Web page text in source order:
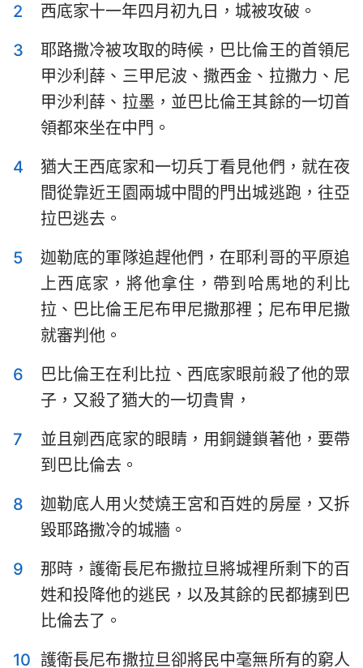
以斯帖記 約伯記
詩篇 箴言
傳道書 雅歌
以賽亞書
耶利米哀歌 以西結書
但以理書 何西阿書
約珥書
俄巴底亞書 約拿書
彌迦書 那鴻書
哈巴谷書
哈該書 撒迦利亞書
瑪拉基書
2
西底家十一年四月初九日，城被攻破。
3
耶路撒冷被攻取的時候，巴比倫王的首領尼
甲沙利薛、三甲尼波、撒西金、拉撒力、尼
甲沙利薛、拉墨，並巴比倫王其餘的一切首
領都來坐在中門。
4
猶大王西底家和一切兵丁看見他們，就在夜
間從靠近王園兩城中間的門出城逃跑，往亞
拉巴逃去。
5
迦勒底的軍隊追趕他們，在耶利哥的平原追
上西底家，將他拿住，帶到哈馬地的利比
拉、巴比倫王尼布甲尼撒那裡；尼布甲尼撒
就審判他。
6
巴比倫王在利比拉、西底家眼前殺了他的眾
子，又殺了猶大的一切貴冑，
7
並且剜西底家的眼睛，用銅鏈鎖著他，要帶
到巴比倫去。
8
迦勒底人用火焚燒王宮和百姓的房屋，又拆
毀耶路撒冷的城牆。
9
那時，護衛長尼布撒拉旦將城裡所剩下的百
姓和投降他的逃民，以及其餘的民都擄到巴
比倫去了。
10 護衛長尼布撒拉旦卻將民中毫無所有的窮人